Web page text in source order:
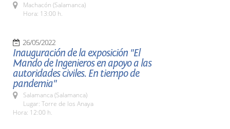
Machacón (Salamanca)
Hora: 13:00 h.
26/05/2022
Inauguración de la exposición "El
Mando de Ingenieros en apoyo a las
autoridades civiles. En tiempo de
pandemia"
Salamanca (Salamanca)
Lugar: Torre de los Anaya
Hora: 12:00 h.